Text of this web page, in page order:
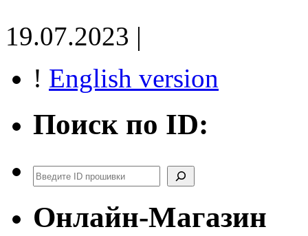
19.07.2023 |
! English version
Поиск по ID:
Поиск
Онлайн-Магазин